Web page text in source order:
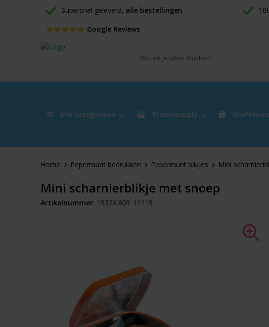
Supersnel geleverd, alle bestellingen
Google Reviews
Alle categorieën Promosupply
Home Pepermunt bedrukken Pepermunt blikjes Mini
Mini scharnierblikje met snoep
Artikelnummer: 1932X.809_11119